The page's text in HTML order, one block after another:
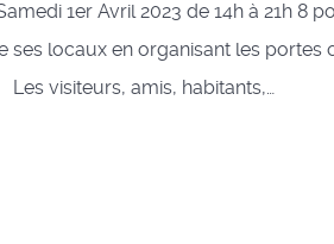
1er Avril 2023 de 14h à 21h 8
ses locaux en organisant les portes
visiteurs, amis, habitants,…